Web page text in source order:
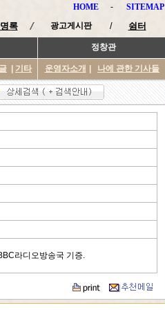
HOME - SITEMAP
록 광고게시판 / 쉼터
정창관
기타 운영자소개 나에 관한 기사들
라디오방송국 기증.